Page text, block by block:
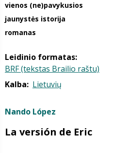
vienos (ne)pavykusios
jaunystės istorija
romanas
Leidinio formatas:
BRF (tekstas Brailio raštu)
Kalba: Lietuvių
Nando López
La versión de Eric